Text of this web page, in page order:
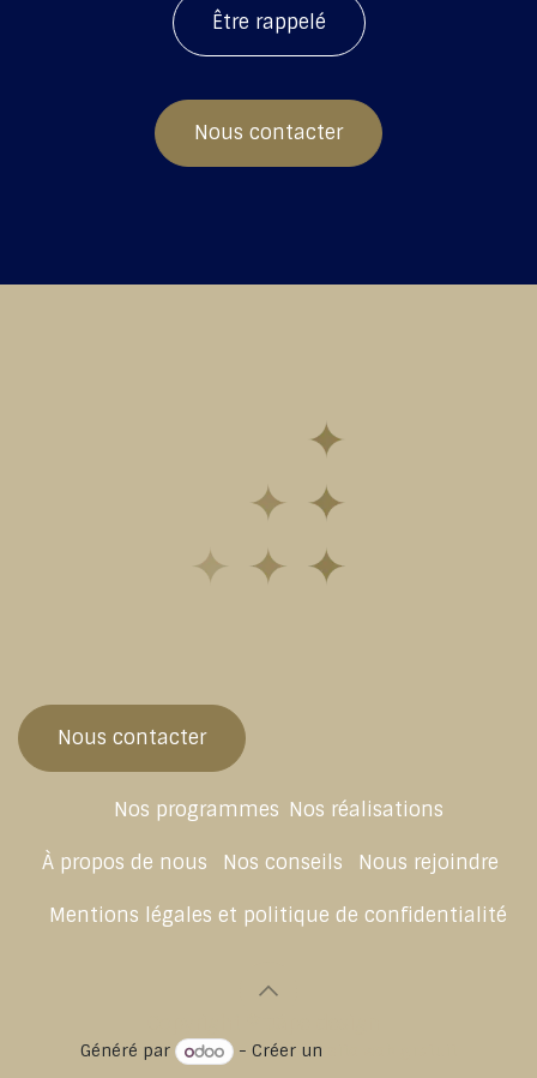
Être rappelé
Nous contacter
Nous contacter
Nos programmes Nos réalisations
À propos de nous Nos conseils Nous rejoindre
Mentions légales et politique de confidentialité
Généré par - Créer un